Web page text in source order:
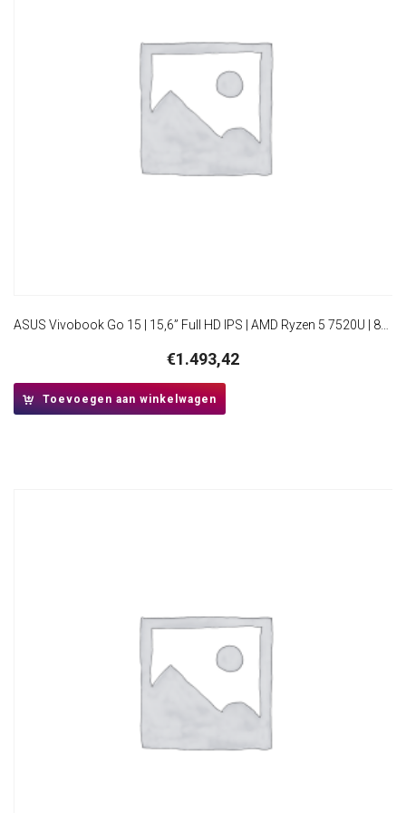
€1.493,42
Toevoegen aan winkelwagen